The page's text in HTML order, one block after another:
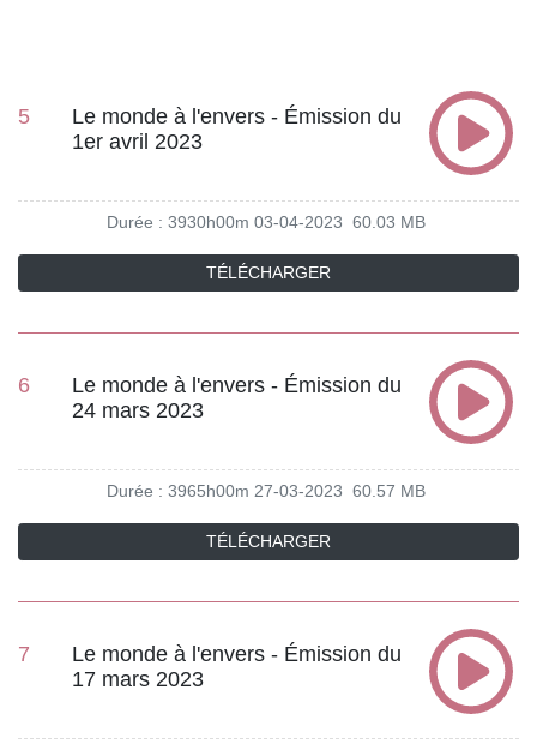
5
Le monde à l'envers - Émission du
1er avril 2023
Durée : 3930h00m 03-04-2023 60.03 MB
TÉLÉCHARGER
6
Le monde à l'envers - Émission du
24 mars 2023
Durée : 3965h00m 27-03-2023 60.57 MB
TÉLÉCHARGER
7
Le monde à l'envers - Émission du
17 mars 2023